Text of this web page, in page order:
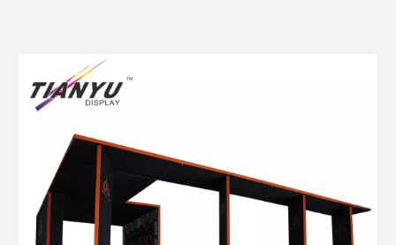
Contáctenos